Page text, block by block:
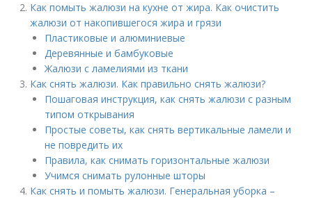
Как помыть жалюзи на кухне от жира. Как очистить
жалюзи от накопившегося жира и грязи
Пластиковые и алюминиевые
Деревянные и бамбуковые
Жалюзи с ламелиями из ткани
Как снять жалюзи. Как правильно снять жалюзи?
Пошаговая инструкция, как снять жалюзи с разным
типом открывания
Простые советы, как снять вертикальные ламели и
не повредить их
Правила, как снимать горизонтальные жалюзи
Учимся снимать рулонные шторы
Как снять и помыть жалюзи. Генеральная уборка –